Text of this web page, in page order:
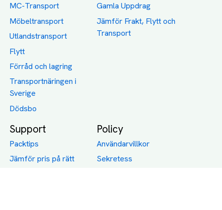
MC-Transport
Möbeltransport
Utlandstransport
Flytt
Förråd och lagring
Transportnäringen i
Sverige
Dödsbo
Gamla Uppdrag
Jämför Frakt, Flytt och
Transport
Support
Packtips
Jämför pris på rätt
Policy
Användarvillkor
Sekretess